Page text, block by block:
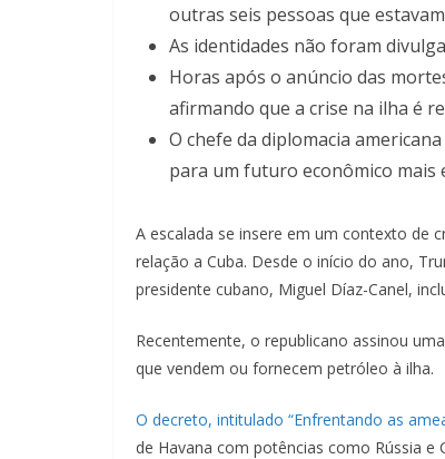
outras seis pessoas que
As identidades não foram
Horas após o anúncio das
afirmando que a crise na ilha é
O chefe da diplomacia
para um futuro econômico mais
A escalada se insere em um contexto de
relação a Cuba. Desde o início do ano,
presidente cubano, Miguel Díaz-Canel,
Recentemente, o republicano assinou
que vendem ou fornecem petróleo à ilha.
O decreto, intitulado “Enfrentando as
de Havana com potências como Rússia